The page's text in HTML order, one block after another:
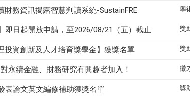
務資訊揭露智慧判讀系統-SustainFRE 學
即日起開放申請，至2026/08/21（五）截止 獎
投資創新及人才培育獎學金】獲獎名單 獎
永續金融、財務研究有興趣者加入！ 徵
表論文英文編修補助獲獎名單 獎